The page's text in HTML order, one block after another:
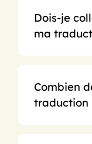
Dois-je
ma
Combien
traduction